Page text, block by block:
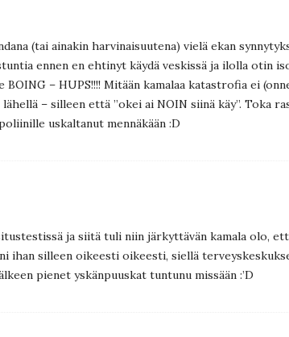
(tai ainakin harvinaisuutena) vielä ekan
ennen en ehtinyt käydä veskissä ja ilolla otin
– HUPS!!!! Mitään kamalaa katastrofia ei
– silleen että ”okei ai NOIN siinä käy”. Toka
uskaltanut mennäkään :D
ja siitä tuli niin järkyttävän kamala olo,
ihan silleen oikeesti oikeesti, siellä
pienet yskänpuuskat tuntunu missään :’D